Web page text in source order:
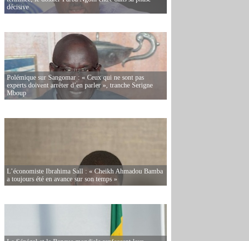
décisive
Polémique sur Sangomar : « Ceux qui ne sont pas
experts doivent arrêter d’en parler », tranche Serigne
Mboup
L’économiste Ibrahima Sall : « Cheikh Ahmadou Bamba
a toujours été en avance sur son temps »